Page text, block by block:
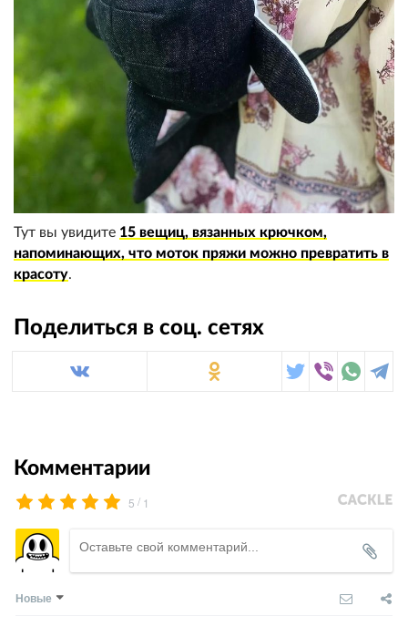
Тут вы увидите 15 вещиц, вязанных крючком,
напоминающих, что моток пряжи можно превратить в
красоту.
Поделиться в соц. сетях
Комментарии
5 / 1
Новые